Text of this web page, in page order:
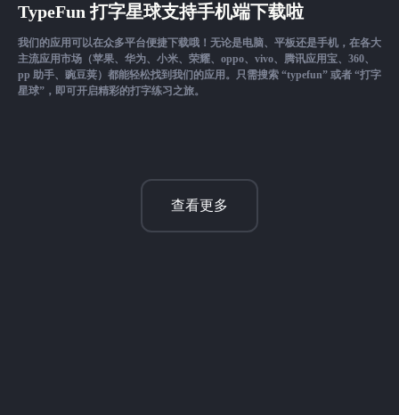
TypeFun 打字星球支持手机端下载啦
我们的应用可以在众多平台便捷下载哦！无论是电脑、平板还是手机，在各大
主流应用市场（苹果、华为、小米、荣耀、oppo、vivo、腾讯应用宝、360、
pp 助手、豌豆荚）都能轻松找到我们的应用。只需搜索 “typefun” 或者 “打字
星球”，即可开启精彩的打字练习之旅。
查看更多